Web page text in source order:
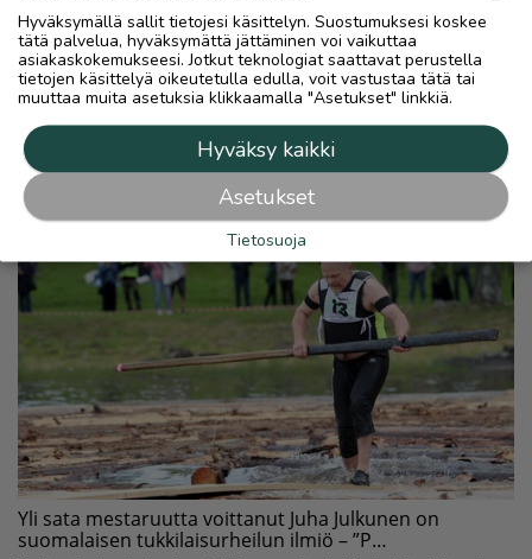
Hyväksymällä sallit tietojesi käsittelyn. Suostumuksesi koskee
tätä palvelua, hyväksymättä jättäminen voi vaikuttaa
asiakaskokemukseesi. Jotkut teknologiat saattavat perustella
tietojen käsittelyä oikeutetulla edulla, voit vastustaa tätä tai
muuttaa muita asetuksia klikkaamalla "Asetukset" linkkiä.
Hyväksy kaikki
Asetukset
Tietosuoja